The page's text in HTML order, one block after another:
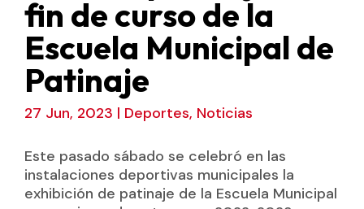
fin de curso de la
Escuela Municipal de
Patinaje
27 Jun, 2023 | Deportes, Noticias
Este pasado sábado se celebró en las
instalaciones deportivas municipales la
exhibición de patinaje de la Escuela Municipal